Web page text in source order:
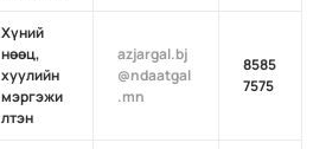
Хүний
нөөц,
хуулийн
мэргэжи
лтэн
azjargal.bj
@ndaatgal
.mn
8585
7575